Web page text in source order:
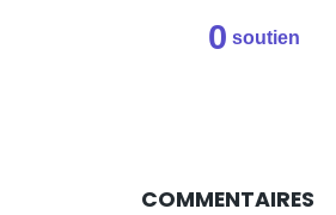
0 soutien
COMMENTAIRES